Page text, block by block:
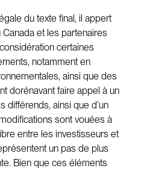
du texte final, il appert
et les partenaires
certaines
notamment en
ainsi que des
dorénavant faire appel à un
différends, ainsi que d’un
sont vouées à
entre les investisseurs et
un pas de plus
Bien que ces éléments